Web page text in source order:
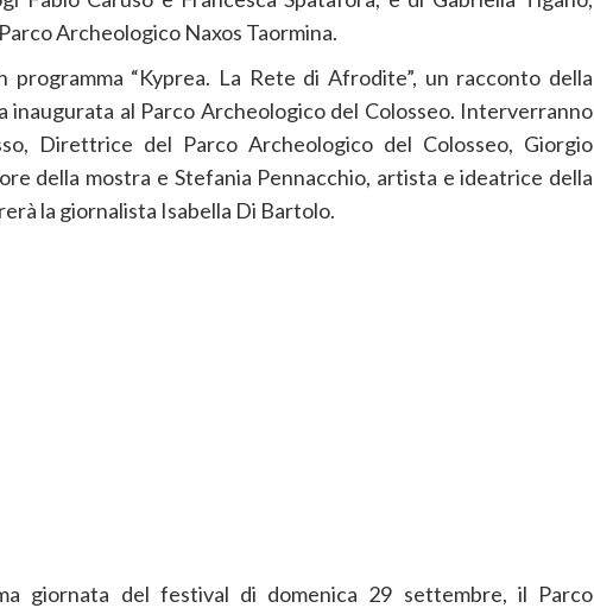
Archeologico Naxos Taormina.
programma “Kyprea. La Rete di Afrodite”, un racconto della
inaugurata al Parco Archeologico del Colosseo. Interverranno
Direttrice del Parco Archeologico del Colosseo, Giorgio
della mostra e Stefania Pennacchio, artista e ideatrice della
la giornalista Isabella Di Bartolo.
giornata del festival di domenica 29 settembre, il Parco